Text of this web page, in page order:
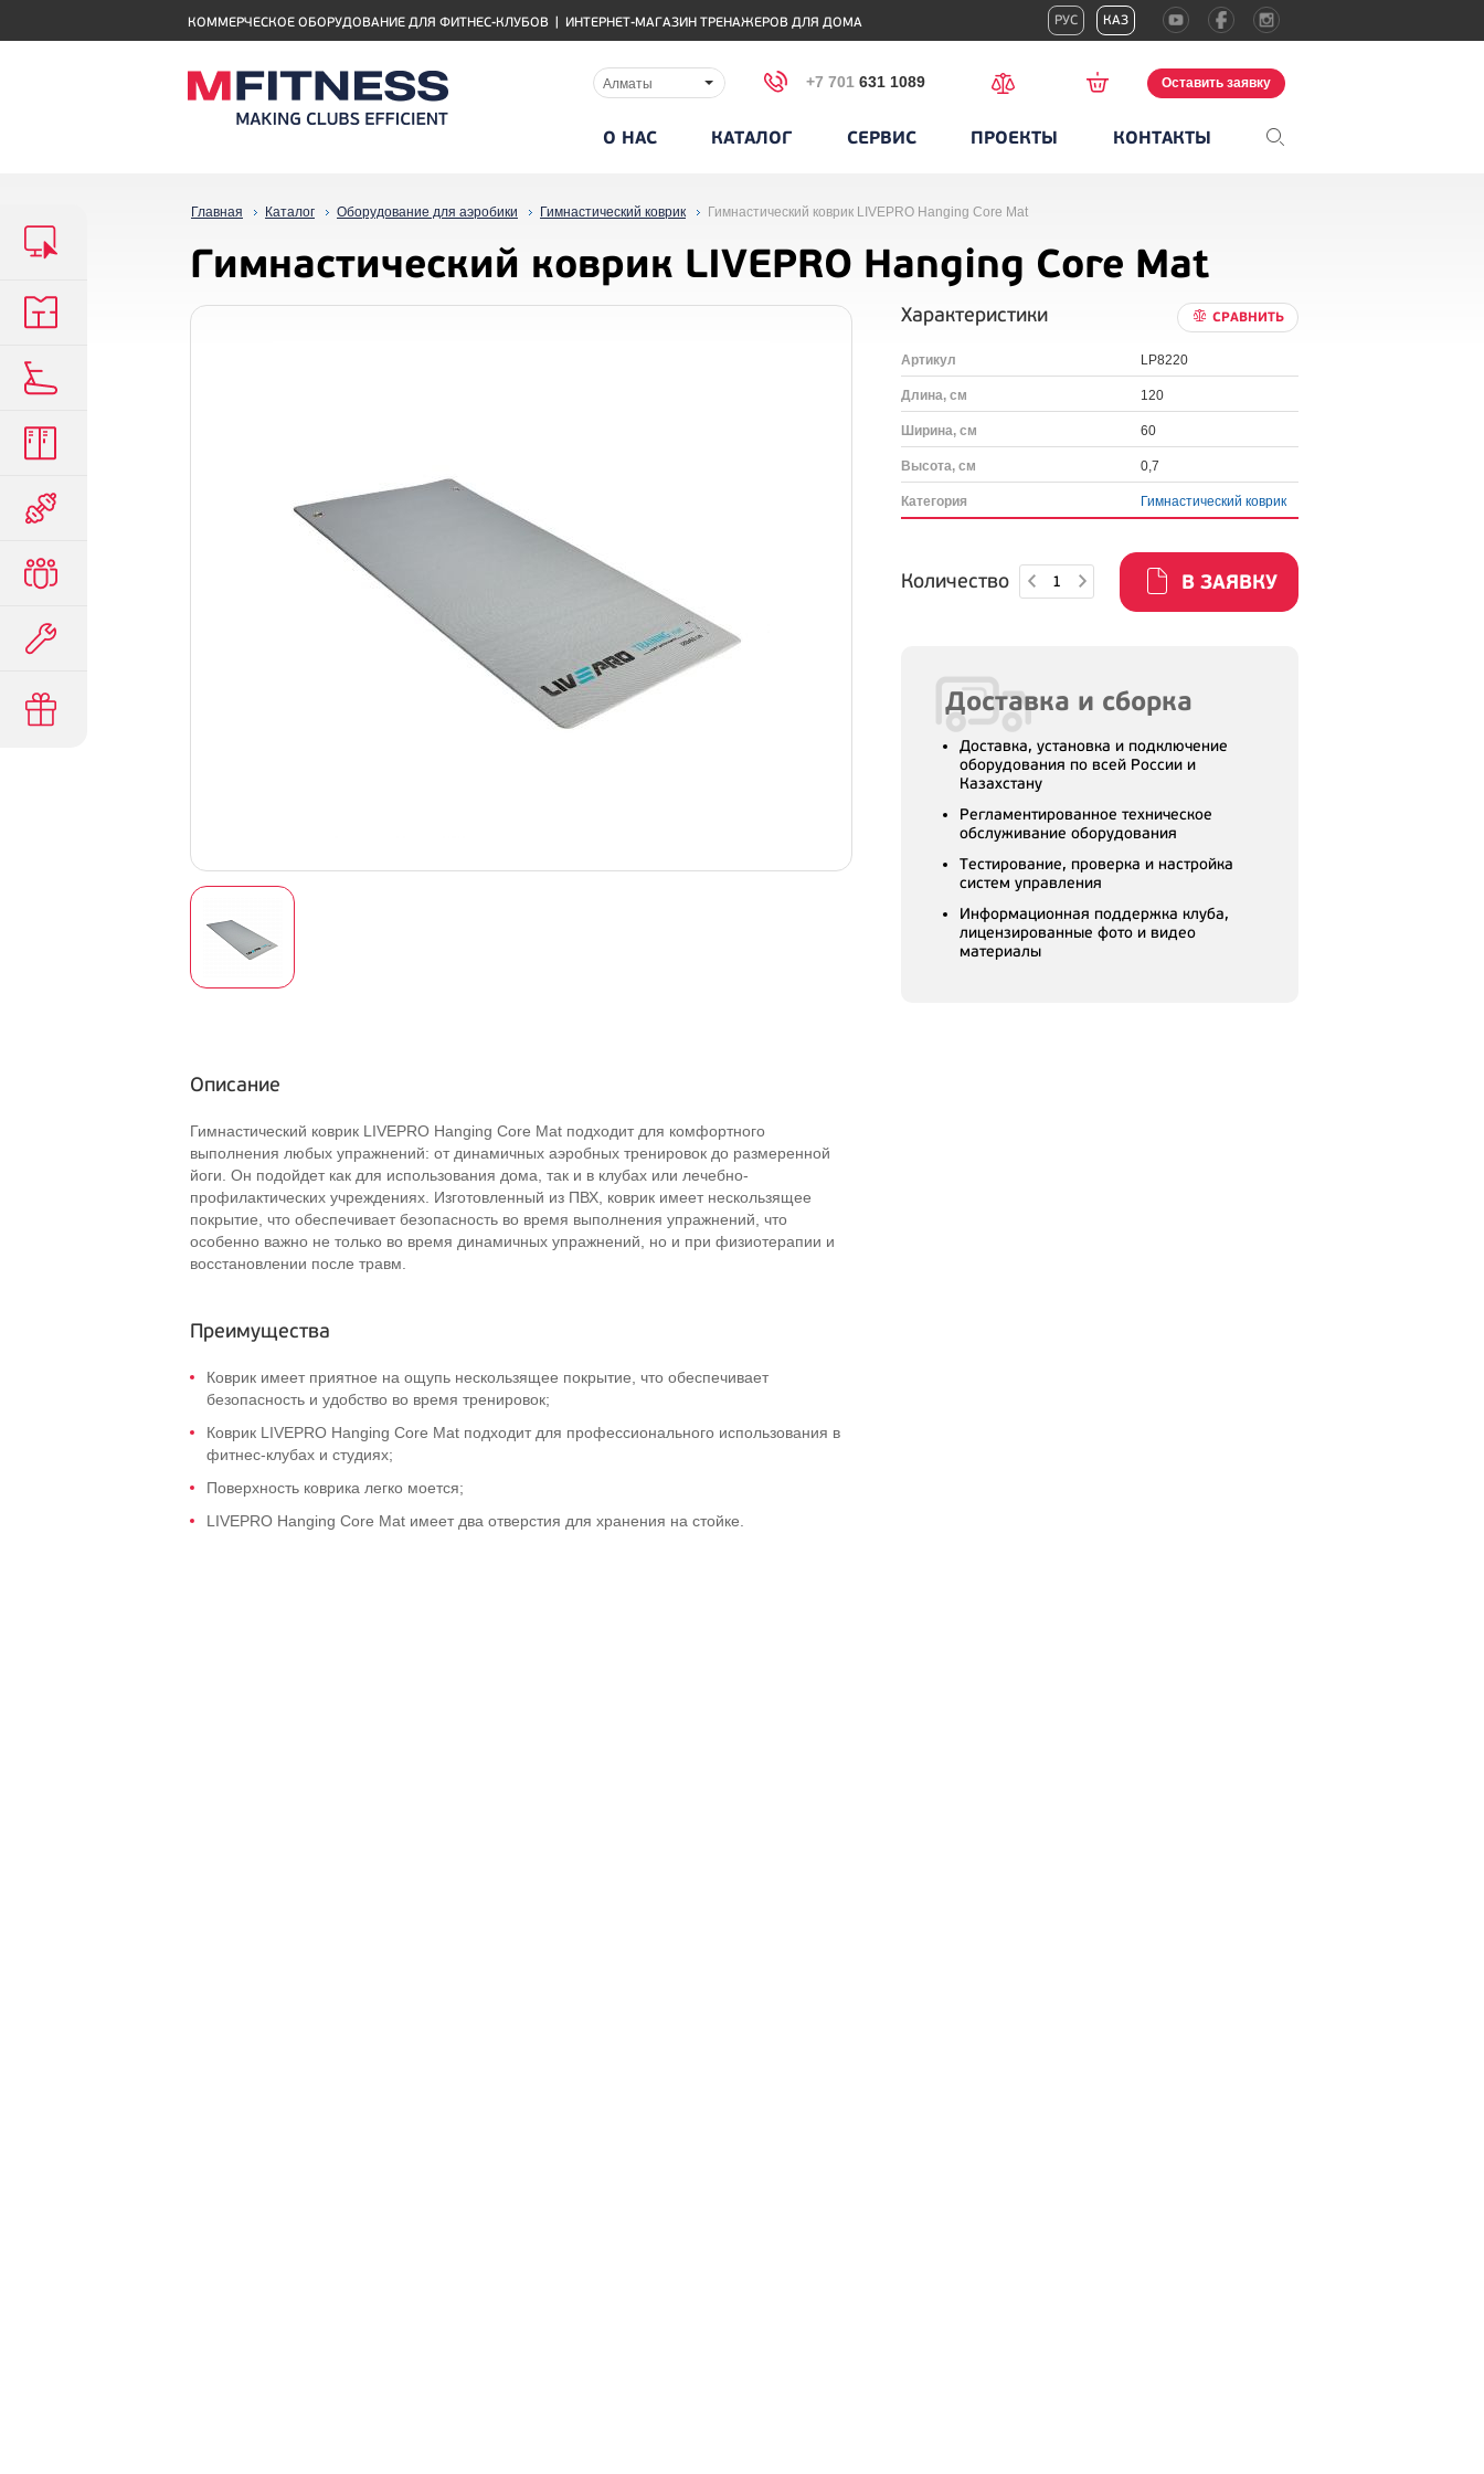
КОММЕРЧЕСКОЕ ОБОРУДОВАНИЕ ДЛЯ ФИТНЕС-КЛУБОВ ИНТЕРНЕТ-МАГАЗИН ТРЕНАЖЕРОВ ДЛЯ ДОМА РУС КАЗ
Алматы +7 701 631 1089 Оставить заявку
О НАС КАТАЛОГ СЕРВИС ПРОЕКТЫ КОНТАКТЫ
Главная Каталог Оборудование для аэробики Гимнастический коврик Гимнастический коврик LIVEPRO Hanging Core Mat
Гимнастический коврик LIVEPRO Hanging Core Mat
Характеристики СРАВНИТЬ
Артикул LP8220
Длина, см 120
Ширина, см 60
Высота, см 0,7
Категория Гимнастический коврик
Количество В ЗАЯВКУ
Доставка и сборка
Доставка, установка и подключение
оборудования по всей России и
Казахстану
Регламентированное техническое
обслуживание оборудования
Тестирование, проверка и настройка
систем управления
Информационная поддержка клуба,
лицензированные фото и видео
материалы
Описание
Гимнастический коврик LIVEPRO Hanging Core Mat подходит для комфортного
выполнения любых упражнений: от динамичных аэробных тренировок до размеренной
йоги. Он подойдет как для использования дома, так и в клубах или лечебно-
профилактических учреждениях. Изготовленный из ПВХ, коврик имеет нескользящее
покрытие, что обеспечивает безопасность во время выполнения упражнений, что
особенно важно не только во время динамичных упражнений, но и при физиотерапии и
восстановлении после травм.
Преимущества
Коврик имеет приятное на ощупь нескользящее покрытие, что обеспечивает
безопасность и удобство во время тренировок;
Коврик LIVEPRO Hanging Core Mat подходит для профессионального использования в
фитнес-клубах и студиях;
Поверхность коврика легко моется;
LIVEPRO Hanging Core Mat имеет два отверстия для хранения на стойке.